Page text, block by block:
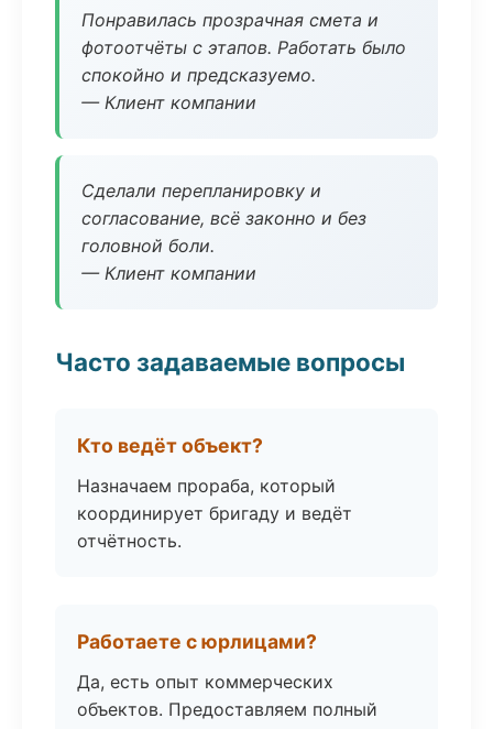
Понравилась прозрачная смета и
фотоотчёты с этапов. Работать было
спокойно и предсказуемо.
— Клиент компании
Сделали перепланировку и
согласование, всё законно и без
головной боли.
— Клиент компании
Часто задаваемые вопросы
Кто ведёт объект?
Назначаем прораба, который
координирует бригаду и ведёт
отчётность.
Работаете с юрлицами?
Да, есть опыт коммерческих
объектов. Предоставляем полный